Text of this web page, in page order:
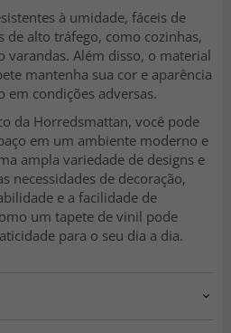
à umidade, fáceis de
de alto tráfego, como cozinhas,
varandas. Além disso, o material
mantenha sua cor e aparência
condições adversas.
da Horredsmattan, você pode
em um ambiente moderno e
ampla variedade de designs e
necessidades de decoração,
e a facilidade de
um tapete de vinil pode
para o seu dia a dia.